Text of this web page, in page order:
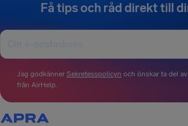
Få tips och råd direkt till
Jag godkänner Sekretesspolicyn och önskar ta del
från AirHelp.